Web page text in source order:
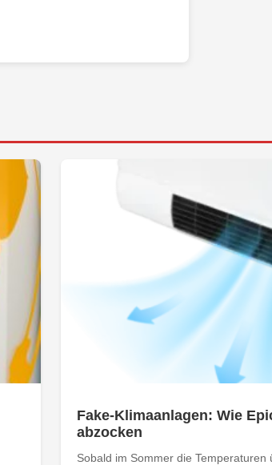
Fake-Klimaanlagen: Wie
abzocken
Sobald im Sommer die